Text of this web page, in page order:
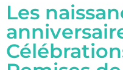
Les